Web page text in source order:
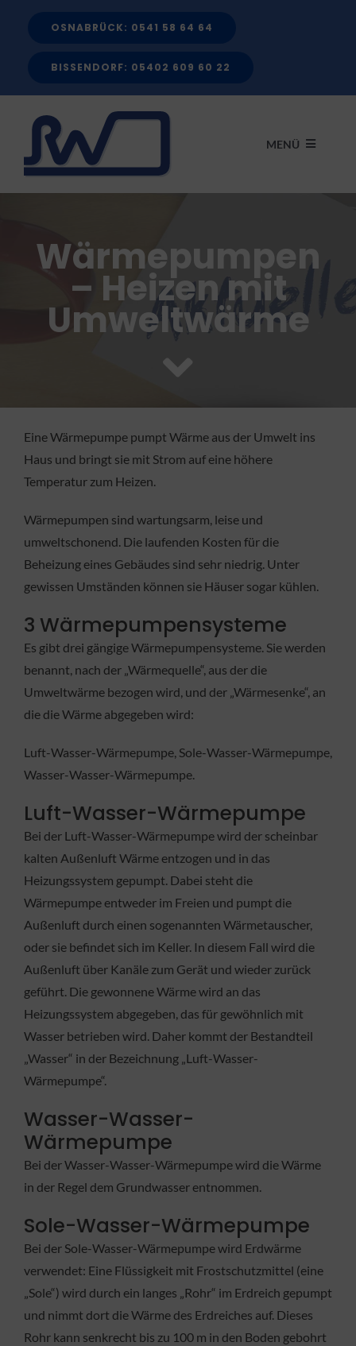
OSNABRÜCK: 0541 58 64 64
BISSENDORF: 05402 609 60 22
MENÜ
LEISTUNGEN
FÖRDERMITTEL
FACHBETRIEB
KONTAKT
Wärmepumpen
– Heizen mit
Umweltwärme
Eine Wärmepumpe pumpt Wärme aus der Umwelt ins
Haus und bringt sie mit Strom auf eine höhere
Temperatur zum Heizen.
Wärmepumpen sind wartungsarm, leise und
umweltschonend. Die laufenden Kosten für die
Beheizung eines Gebäudes sind sehr niedrig. Unter
gewissen Umständen können sie Häuser sogar kühlen.
3 Wärmepumpensysteme
Es gibt drei gängige Wärmepumpensysteme. Sie werden
benannt, nach der „Wärmequelle“, aus der die
Umweltwärme bezogen wird, und der „Wärmesenke“, an
die die Wärme abgegeben wird:
Luft-Wasser-Wärmepumpe, Sole-Wasser-Wärmepumpe,
Wasser-Wasser-Wärmepumpe.
Luft-Wasser-Wärmepumpe
Bei der Luft-Wasser-Wärmepumpe wird der scheinbar
kalten Außenluft Wärme entzogen und in das
Heizungssystem gepumpt. Dabei steht die
Wärmepumpe entweder im Freien und pumpt die
Außenluft durch einen sogenannten Wärmetauscher,
oder sie befindet sich im Keller. In diesem Fall wird die
Außenluft über Kanäle zum Gerät und wieder zurück
geführt. Die gewonnene Wärme wird an das
Heizungssystem abgegeben, das für gewöhnlich mit
Wasser betrieben wird. Daher kommt der Bestandteil
„Wasser“ in der Bezeichnung „Luft-Wasser-
Wärmepumpe“.
Wasser-Wasser-
Wärmepumpe
Bei der Wasser-Wasser-Wärmepumpe wird die Wärme
in der Regel dem Grundwasser entnommen.
Sole-Wasser-Wärmepumpe
Bei der Sole-Wasser-Wärmepumpe wird Erdwärme
verwendet: Eine Flüssigkeit mit Frostschutzmittel (eine
„Sole“) wird durch ein langes „Rohr“ im Erdreich gepumpt
und nimmt dort die Wärme des Erdreiches auf. Dieses
Rohr kann senkrecht bis zu 100 m in den Boden gebohrt